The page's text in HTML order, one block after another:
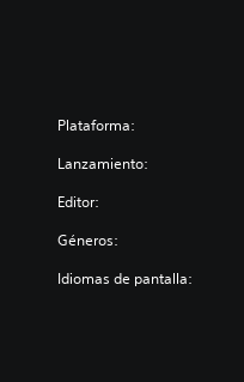
Plataforma:
Lanzamiento:
Editor:
Géneros:
Idiomas de pantalla: